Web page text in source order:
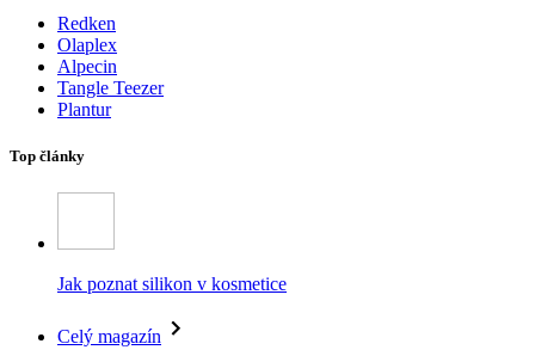
Redken
Olaplex
Alpecin
Tangle Teezer
Plantur
Top články
Jak poznat silikon v kosmetice
Celý magazín